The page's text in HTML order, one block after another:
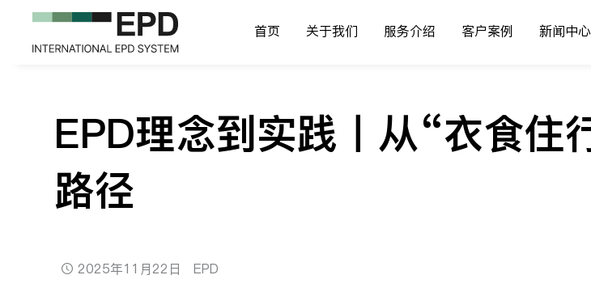
首页 关于我们 服务介绍 客户案例 新闻中心
EPD理念到实践丨从“衣食住
路径
2025年11月22日 EPD